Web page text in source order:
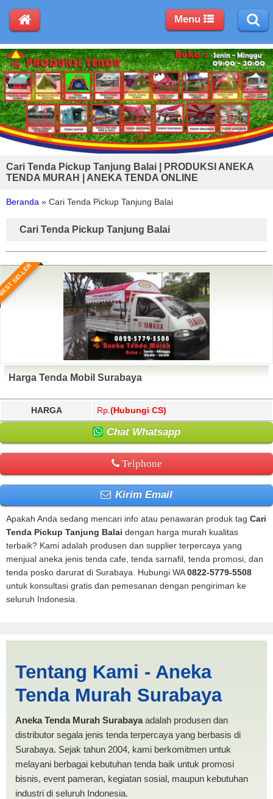
Cari Tenda Pickup Tanjung Balai | PRODUKSI ANEKA
TENDA MURAH | ANEKA TENDA ONLINE
Beranda » Cari Tenda Pickup Tanjung Balai
Cari Tenda Pickup Tanjung Balai
SELLER
Harga Tenda Mobil Surabaya
HARGA Rp. (Hubungi CS)
Chat Whatsapp
Telphone
Kirim Email
Apakah Anda sedang mencari info atau penawaran produk tag Cari
Tenda Pickup Tanjung Balai dengan harga murah kualitas
terbaik? Kami adalah produsen dan supplier terpercaya yang
menjual aneka jenis tenda cafe, tenda sarnafil, tenda promosi, dan
tenda posko darurat di Surabaya. Hubungi WA0822-5779-5508
untuk konsultasi gratis dan pemesanan dengan pengiriman ke
seluruh Indonesia.
Balai | PRODUKSI ANEKA
TENDA MURAH
Tentang Kami - Aneka
Tenda Murah Surabaya
Aneka Tenda Murah Surabayaadalah produsen dan
distributor segala jenis tenda terpercaya yang berbasis di
Surabaya. Sejak tahun 2004, kami berkomitmen untuk
melayani berbagai kebutuhan tenda baik untuk promosi
bisnis, event pameran, kegiatan sosial, maupun kebutuhan
industri di seluruh Indonesia.
Menu